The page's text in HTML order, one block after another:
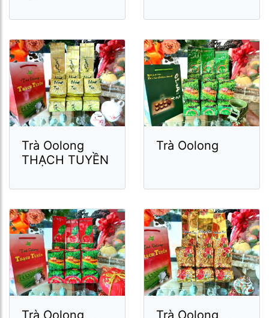
Trà Oolong
THẠCH TUYỀN
Trà Oolong
Trà Oolong
Trà Oolong